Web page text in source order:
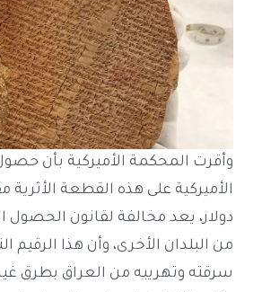
وأقرت المحكمة الأميركية بأن
دولار، يعد مخالفة لقانون الحصول
من البلدان الأخرى، وأن هذا الرقيم
سرقته وتهريبه من العراق بطرق